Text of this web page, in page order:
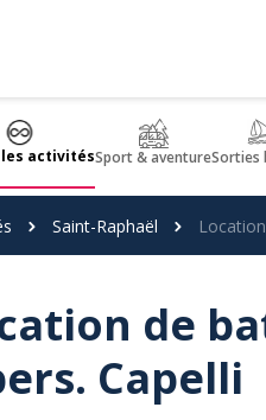
activitésSport & aventureSorties
Saint-Raphaël
de
Capelli